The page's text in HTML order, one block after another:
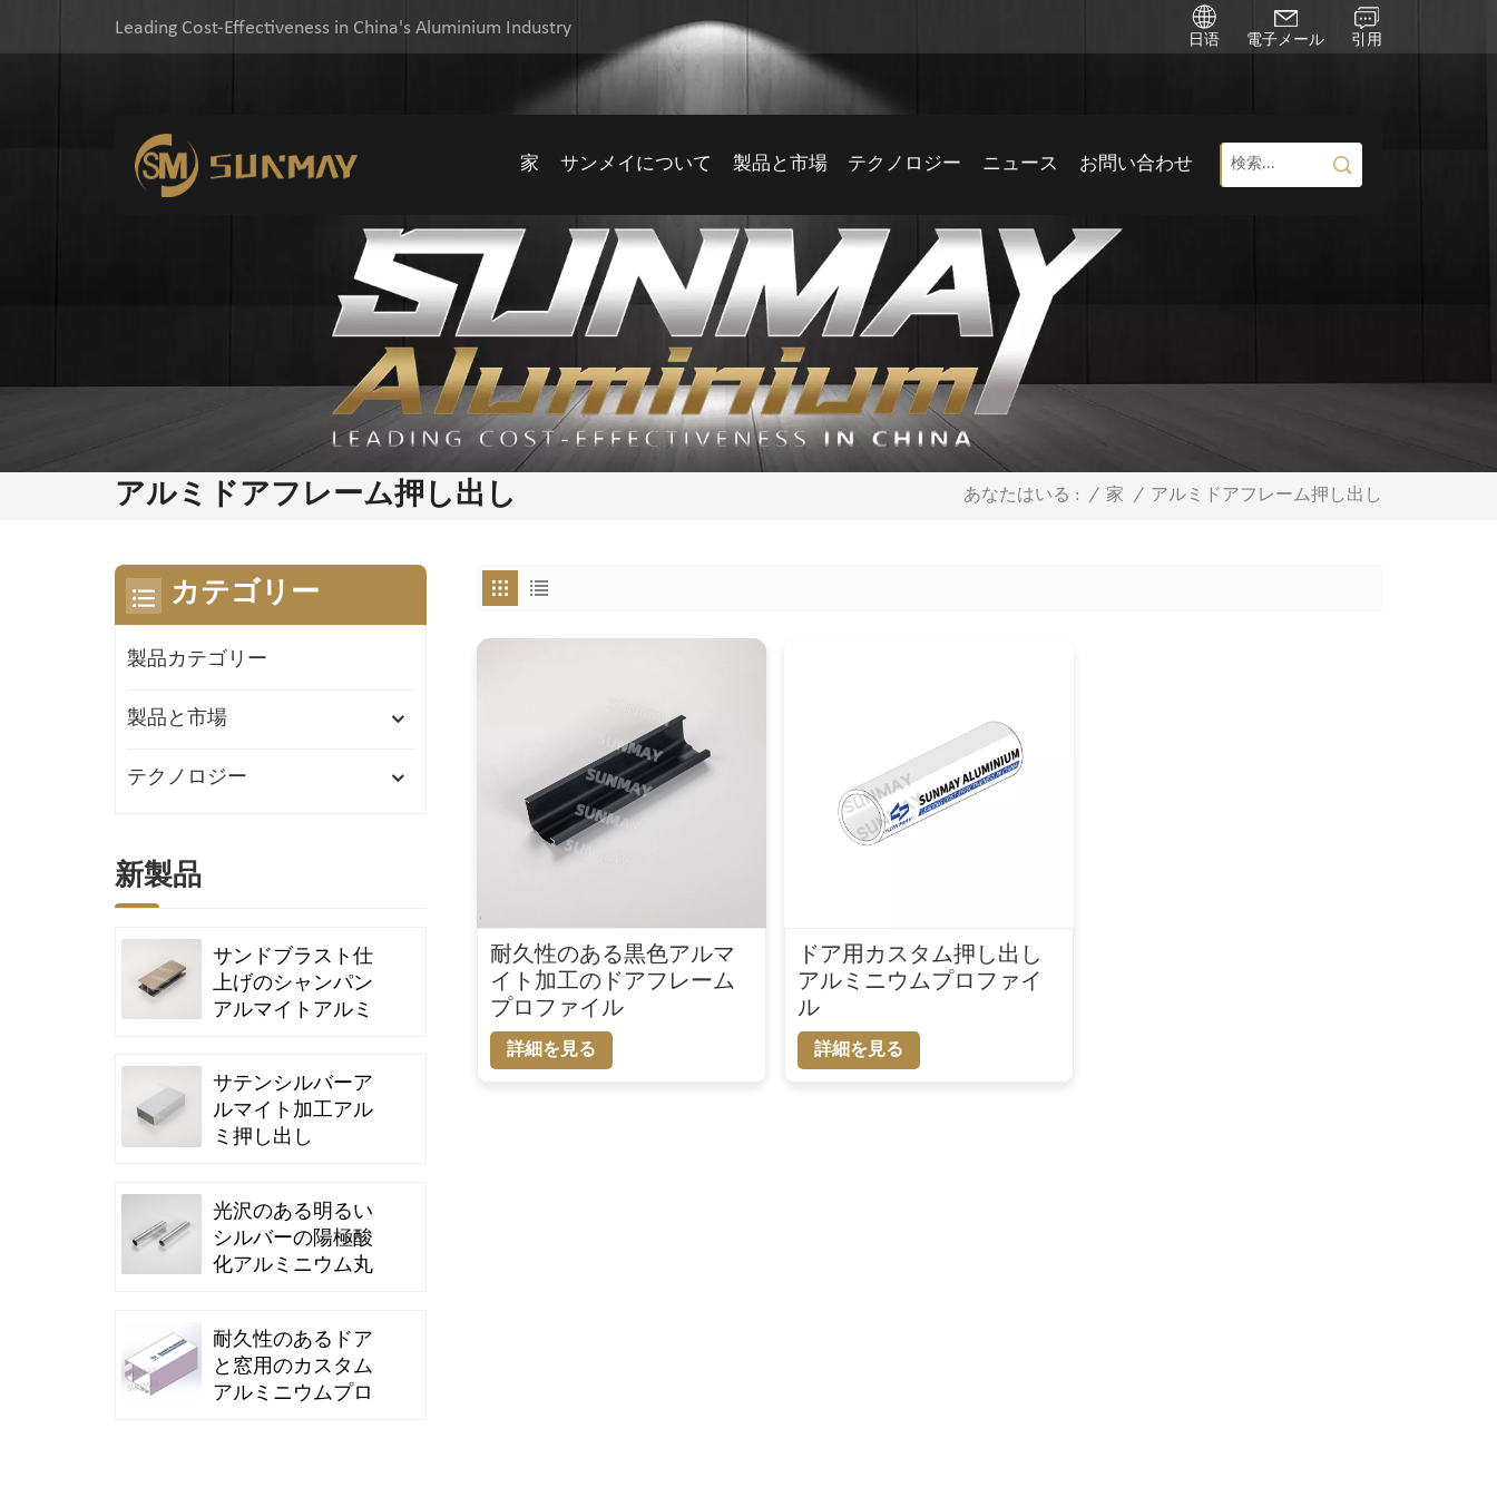
Leading Cost-Effectiveness in China's Aluminium Industry
日语 電子メール 引用
家 サンメイについて 製品と市場 テクノロジー ニュース お問い合わせ
アルミドアフレーム押し出し あなたはいる : / 家 / アルミドアフレーム押し出し
耐久性のある黒色アルマ
イト加工のドアフレーム
プロファイル
詳細を見る
ドア用カスタム押し出し
アルミニウムプロファイ
ル
詳細を見る
カテゴリー
製品カテゴリー
製品と市場
テクノロジー
新製品
サンドブラスト仕
上げのシャンパン
アルマイトアルミ
サテンシルバーア
ルマイト加工アル
ミ押し出し
光沢のある明るい
シルバーの陽極酸
化アルミニウム丸
耐久性のあるドア
と窓用のカスタム
アルミニウムプロ